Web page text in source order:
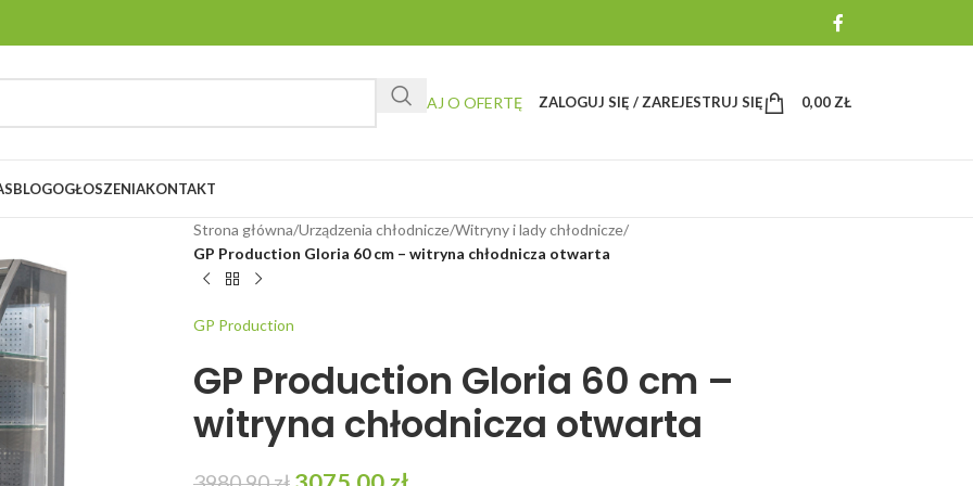
ZAPYTAJ O OFERTĘ ZALOGUJ SIĘ / ZAREJESTRUJ SIĘ 0,00 ZŁ
BLOGOGŁOSZENIAKONTAKT
Strona główna/Urządzenia chłodnicze/Witryny i lady chłodnicze/
GP Production Gloria 60 cm – witryna chłodnicza otwarta
GP Production
GP Production Gloria 60 cm –
witryna chłodnicza otwarta